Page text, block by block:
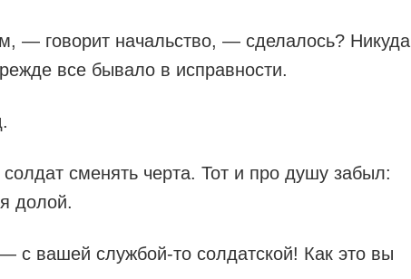
— говорит начальство, — сделалось? Никуда
все бывало в исправности.
сменять черта. Тот и про душу забыл:
долой.
вашей службой-то солдатской! Как это вы